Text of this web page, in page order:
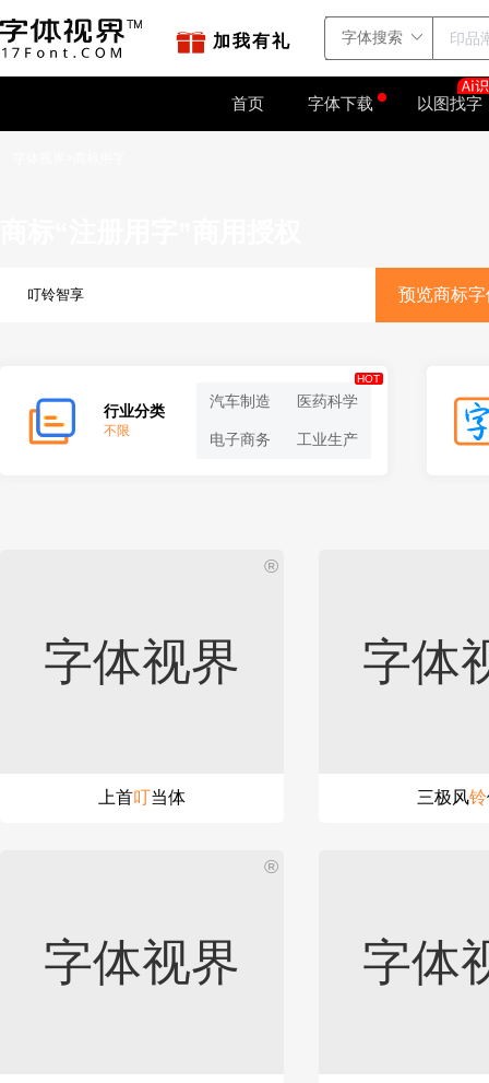
加我有礼
首页 字体下载 以图找字
预览商标字
行业分类
不限
汽车制造 医药科学
电子商务 工业生产
HOT
字体视界
上首叮当体
®
字体
三极风铃
字体视界
®
字体